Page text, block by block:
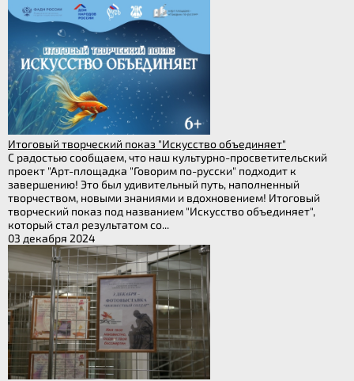
Итоговый творческий показ "Искусство объединяет"
С радостью сообщаем, что наш культурно-просветительский
проект "Арт-площадка "Говорим по-русски" подходит к
завершению! Это был удивительный путь, наполненный
творчеством, новыми знаниями и вдохновением! Итоговый
творческий показ под названием "Искусство объединяет",
который стал результатом со...
03 декабря 2024